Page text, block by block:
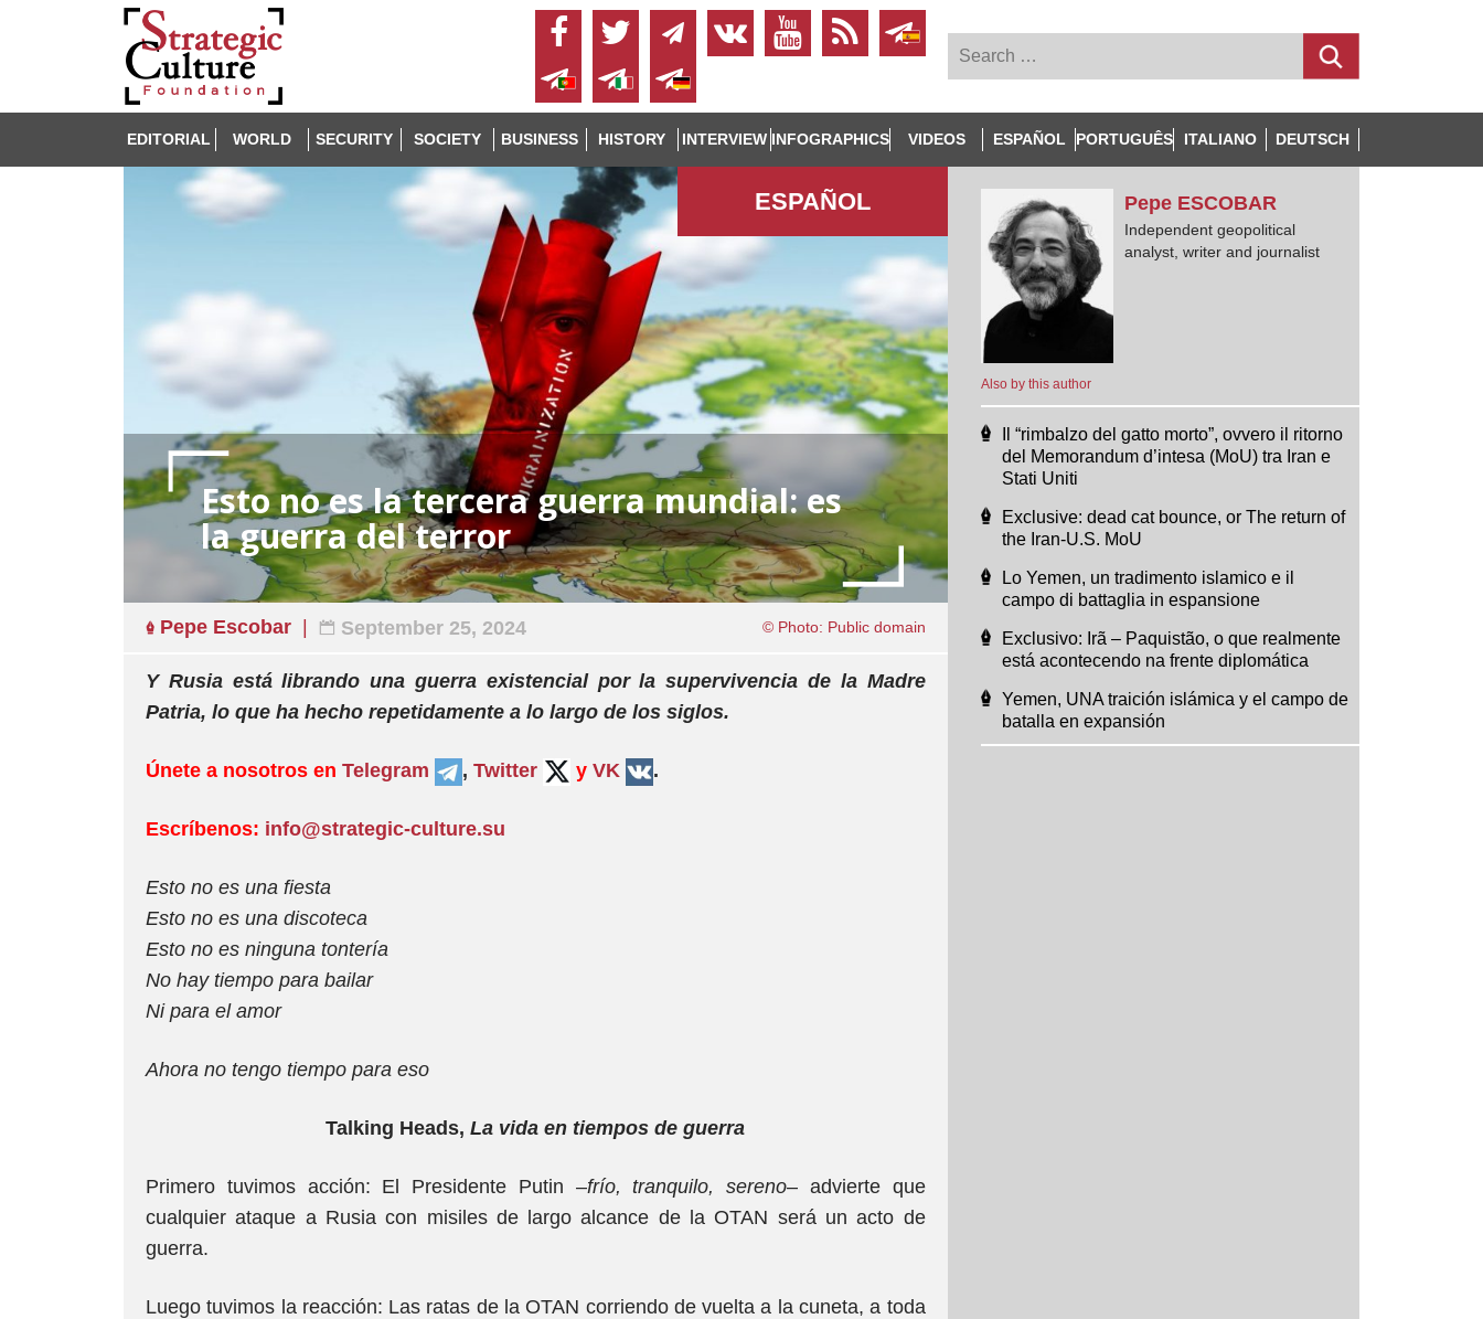
EDITORIAL WORLD SECURITY SOCIETY BUSINESS HISTORY INTERVIEW INFOGRAPHICS VIDEOS ESPAÑOL PORTUGUÊS ITALIANO DEUTSCH
ESPAÑOL
Esto no es la tercera guerra mundial: es
la guerra del terror
Pepe Escobar September 25, 2024 © Photo: Public domain
Y Rusia está librando una guerra existencial por la supervivencia de la Madre
Patria, lo que ha hecho repetidamente a lo largo de los siglos.
Únete a nosotros en Telegram , Twitter y VK .
Escríbenos: info@strategic-culture.su
Esto no es una fiesta
Esto no es una discoteca
Esto no es ninguna tontería
No hay tiempo para bailar
Ni para el amor
Ahora no tengo tiempo para eso
Talking Heads,La vida en tiempos de guerra
Primero tuvimos acción: El Presidente Putin –frío, tranquilo, sereno– advierte que
cualquier ataque a Rusia con misiles de largo alcance de la OTAN será un acto de
guerra.
Luego tuvimos la reacción: Las ratas de la OTAN corriendo de vuelta a la cuneta, a toda
Also by this author
Pepe ESCOBAR
Independent geopolitical
analyst, writer and journalist
Il “rimbalzo del gatto morto”, ovvero il ritorno
del Memorandum d’intesa (MoU) tra Iran e
Stati Uniti
Exclusive: dead cat bounce, or The return of
the Iran-U.S. MoU
Lo Yemen, un tradimento islamico e il
campo di battaglia in espansione
Exclusivo: Irã – Paquistão, o que realmente
está acontecendo na frente diplomática
Yemen, UNA traición islámica y el campo de
batalla en expansión